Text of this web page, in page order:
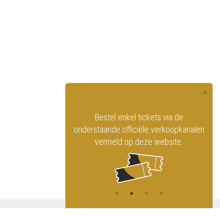
×
Bestel enkel tickets via de
onderstaande officiële verkoopkanalen
vermeld op deze website.